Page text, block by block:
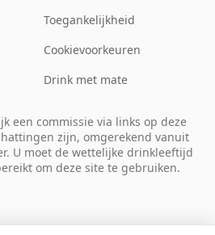
Toegankelijkheid
Cookievoorkeuren
Drink met mate
een commissie via links op deze
zijn, omgerekend vanuit
U moet de wettelijke drinkleeftijd
om deze site te gebruiken.